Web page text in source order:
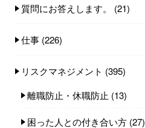
質問にお答えします。 (21)
仕事 (226)
リスクマネジメント (395)
離職防止・休職防止 (13)
困った人との付き合い方 (27)